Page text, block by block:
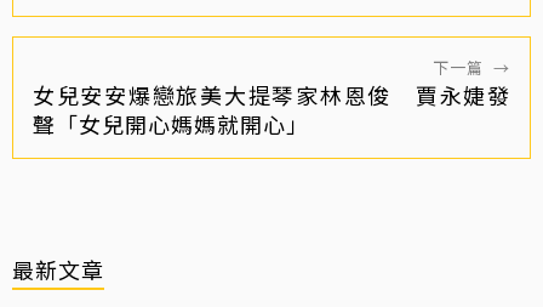
下一篇 →
女兒安安爆戀旅美大提琴家林恩俊 賈永婕發
聲「女兒開心媽媽就開心」
最新文章